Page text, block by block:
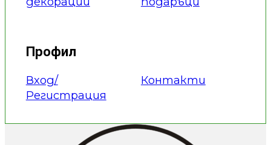
Профил
Вход/
Регистрация
Контакти